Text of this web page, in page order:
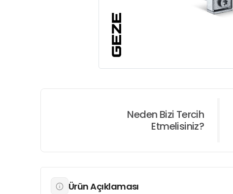
Neden Bizi Tercih
Etmelisiniz?
Ürün Açıklaması